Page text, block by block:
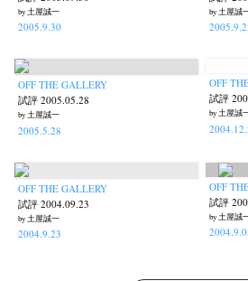
by 土屋誠一
2005.9.30
by 土屋誠
OFF THE GALLERY
試評 2005.05.28
by 土屋誠一
2005.5.28
OFF
試評
by 土屋誠
OFF THE GALLERY
試評 2004.09.23
by 土屋誠一
2004.9.23
OFF
試評
by 土屋誠